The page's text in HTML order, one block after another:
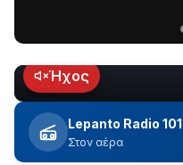
Ναυπάκτου
εδώ
και
περίπου
δύο
ώρες
LIVEΉχος
Lepanto Radio
Στον αέρα